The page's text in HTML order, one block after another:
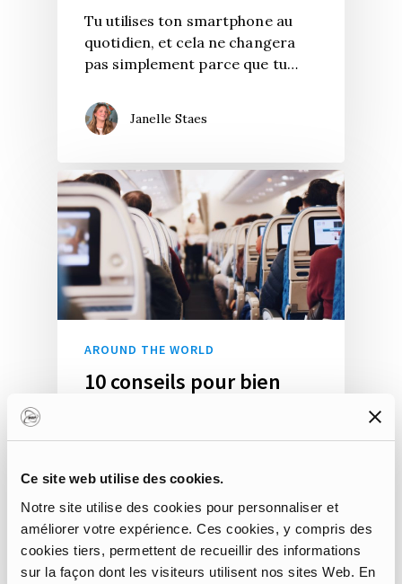
Ce site web utilise des cookies.
Notre site utilise des cookies pour personnaliser et
améliorer votre expérience. Ces cookies, y compris des
cookies tiers, permettent de recueillir des informations
sur la façon dont les visiteurs utilisent nos sites Web. En
Tu utilises ton smartphone au
quotidien, et cela ne changera
pas simplement parce que tu…
Janelle Staes
AROUND THE WORLD
10 conseils pour bien
courrier
Qui dit voyage lointain dit avion.
des…
Janelle Staes